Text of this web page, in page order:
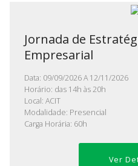
Jornada de
Empresarial
Data: 09/09/2026 A 12/11/2026
Horário: das 14h às 20h
Local: ACIT
Modalidade: Presencial
Carga Horária: 60h
Ver